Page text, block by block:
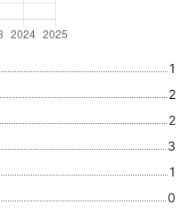
1
2
2
3
1
0